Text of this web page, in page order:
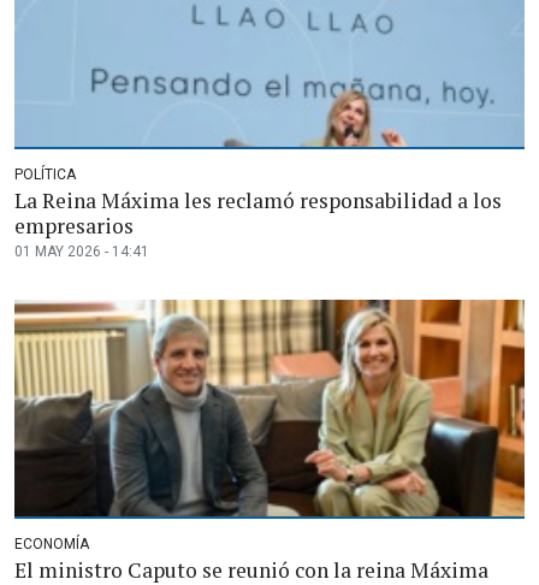
POLÍTICA
La Reina Máxima les reclamó responsabilidad a los
empresarios
01 MAY 2026 - 14:41
ECONOMÍA
El ministro Caputo se reunió con la reina Máxima